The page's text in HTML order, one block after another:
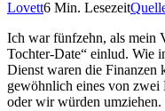
Lovett6 Min. Lesezeit
Ich war fünfzehn, als mein
Tochter-Date“ einlud. Wie
Dienst waren die Finanzen
gewöhnlich eines von zwei
oder wir würden